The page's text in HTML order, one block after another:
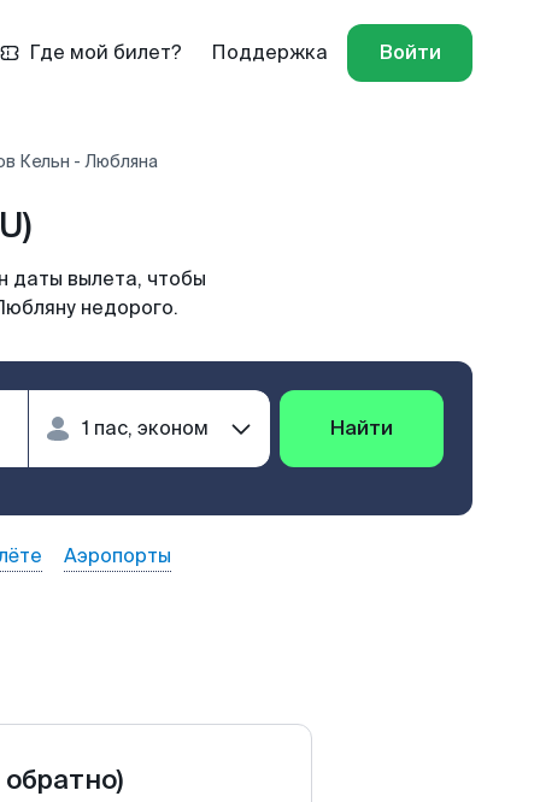
Где мой билет? Поддержка Войти
Кельн - Любляна
даты вылета, чтобы
недорого.
Найти
Аэропорты